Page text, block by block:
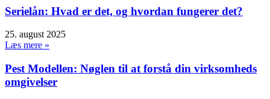
Serielån: Hvad er det, og hvordan fungerer det?
25. august 2025
Læs mere »
Pest Modellen: Nøglen til at forstå din virksomheds
omgivelser